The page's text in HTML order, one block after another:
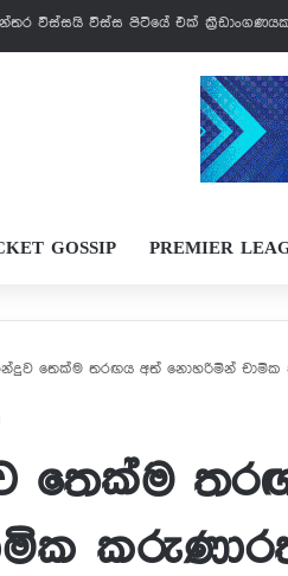
මරු වැඩක් වෙන්නයි යන්නේ
GOSSIP PREMIER
තෙක්ම තරඟය අත් නොහරිමින්
තෙක්ම